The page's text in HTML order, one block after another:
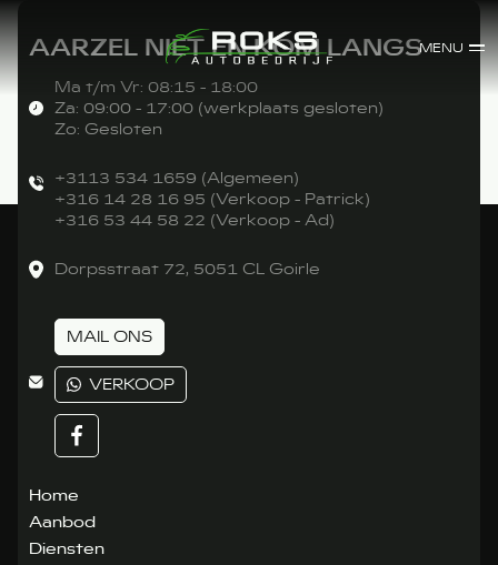
MENU
AARZEL NIET EN KOM LANGS
Ma t/m Vr: 08:15 - 18:00
Za: 09:00 - 17:00 (werkplaats gesloten)
Zo: Gesloten
+3113 534 1659 (Algemeen)
+316 14 28 16 95 (Verkoop - Patrick)
+316 53 44 58 22 (Verkoop - Ad)
Dorpsstraat 72, 5051 CL Goirle
MAIL ONS
VERKOOP
Home
Aanbod
Diensten